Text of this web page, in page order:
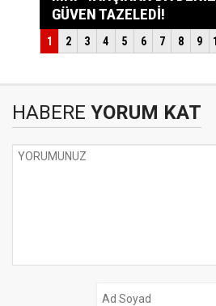
HABERE YORUM KAT